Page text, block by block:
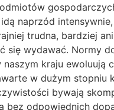
naprzód
trudna, bardziej
się wydawać. Normy
kraju ewoluują
w dużym stopniu
bywają
bez odpowiednich